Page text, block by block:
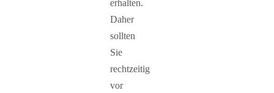
erhalten.
Daher
sollten
Sie
rechtzeitig
vor